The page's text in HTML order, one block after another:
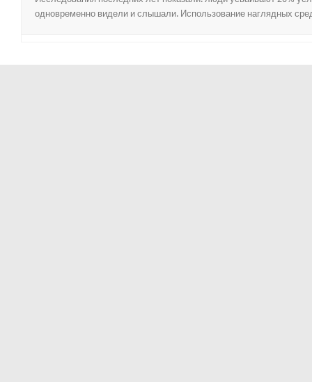
одновременно видели и слышали. Использование наглядных